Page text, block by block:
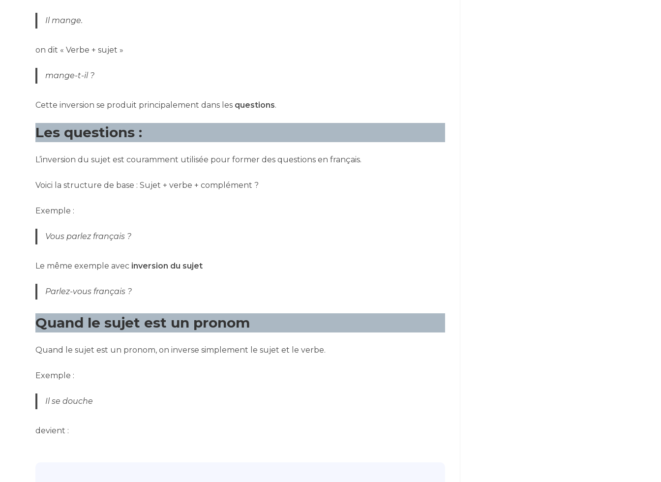
Il mange.
on dit « Verbe + sujet »
mange-t-il ?
Cette inversion se produit principalement dans les questions.
Les questions :
L’inversion du sujet est couramment utilisée pour former des questions en français.
Voici la structure de base : Sujet + verbe + complément ?
Exemple :
Vous parlez français ?
Le même exemple avec inversion du sujet
Parlez-vous français ?
Quand le sujet est un pronom
Quand le sujet est un pronom, on inverse simplement le sujet et le verbe.
Exemple :
Il se douche
devient :